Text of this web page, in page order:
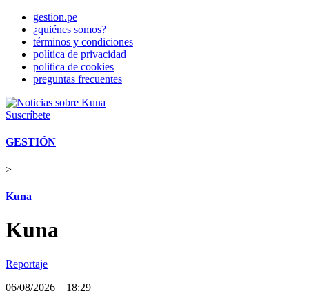
gestion.pe
¿quiénes somos?
términos y condiciones
política de privacidad
politica de cookies
preguntas frecuentes
Suscríbete
GESTIÓN
>
Kuna
Kuna
Reportaje
06/08/2026
18:29